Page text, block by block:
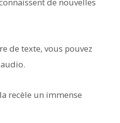
de texte, vous pouvez
recèle un immense